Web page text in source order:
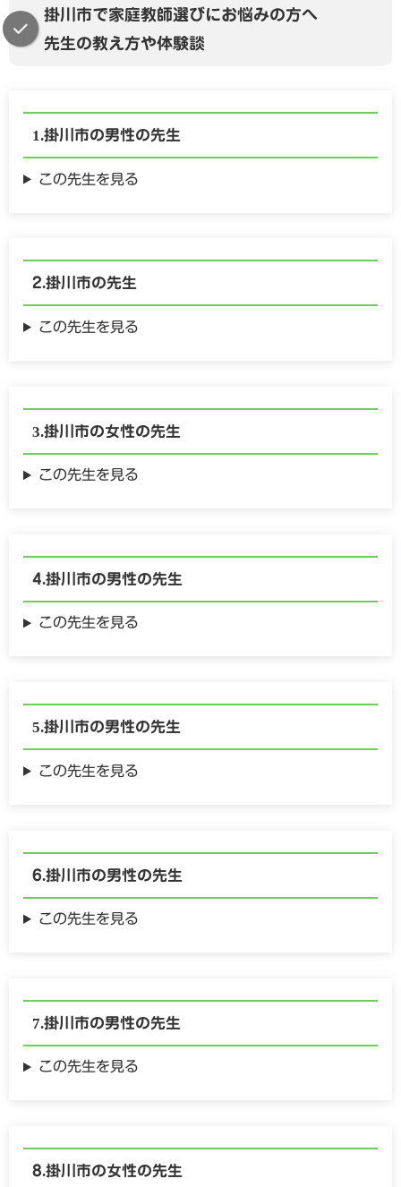
掛川市で家庭教師選びにお悩みの方へ
先生の教え方や体験談
掛川市の男性の先生
この先生を見る
掛川市の先生
この先生を見る
掛川市の女性の先生
この先生を見る
掛川市の男性の先生
この先生を見る
掛川市の男性の先生
この先生を見る
掛川市の男性の先生
この先生を見る
掛川市の男性の先生
この先生を見る
掛川市の女性の先生